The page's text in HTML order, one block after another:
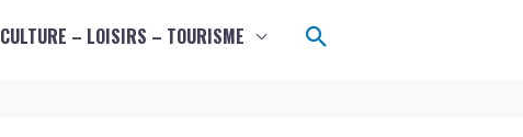
CULTURE – LOISIRS – TOURISME Rechercher